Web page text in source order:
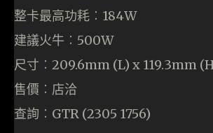
整卡最高功耗︰184W
建議火牛︰500W
尺寸︰209.6mm (L) x 119.3mm
售價︰店洽
查詢︰GTR (2305 1756)